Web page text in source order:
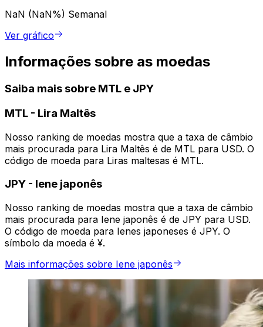
NaN (NaN%) Semanal
Ver gráfico
Informações sobre as moedas
Saiba mais sobre MTL e JPY
MTL - Lira Maltês
Nosso ranking de moedas mostra que a taxa de câmbio
mais procurada para Lira Maltês é de MTL para USD. O
código de moeda para Liras maltesas é MTL.
JPY - Iene japonês
Nosso ranking de moedas mostra que a taxa de câmbio
mais procurada para Iene japonês é de JPY para USD.
O código de moeda para Ienes japoneses é JPY. O
símbolo da moeda é ¥.
Mais informações sobre Iene japonês